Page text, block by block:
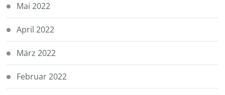
Mai 2022
April 2022
März 2022
Februar 2022